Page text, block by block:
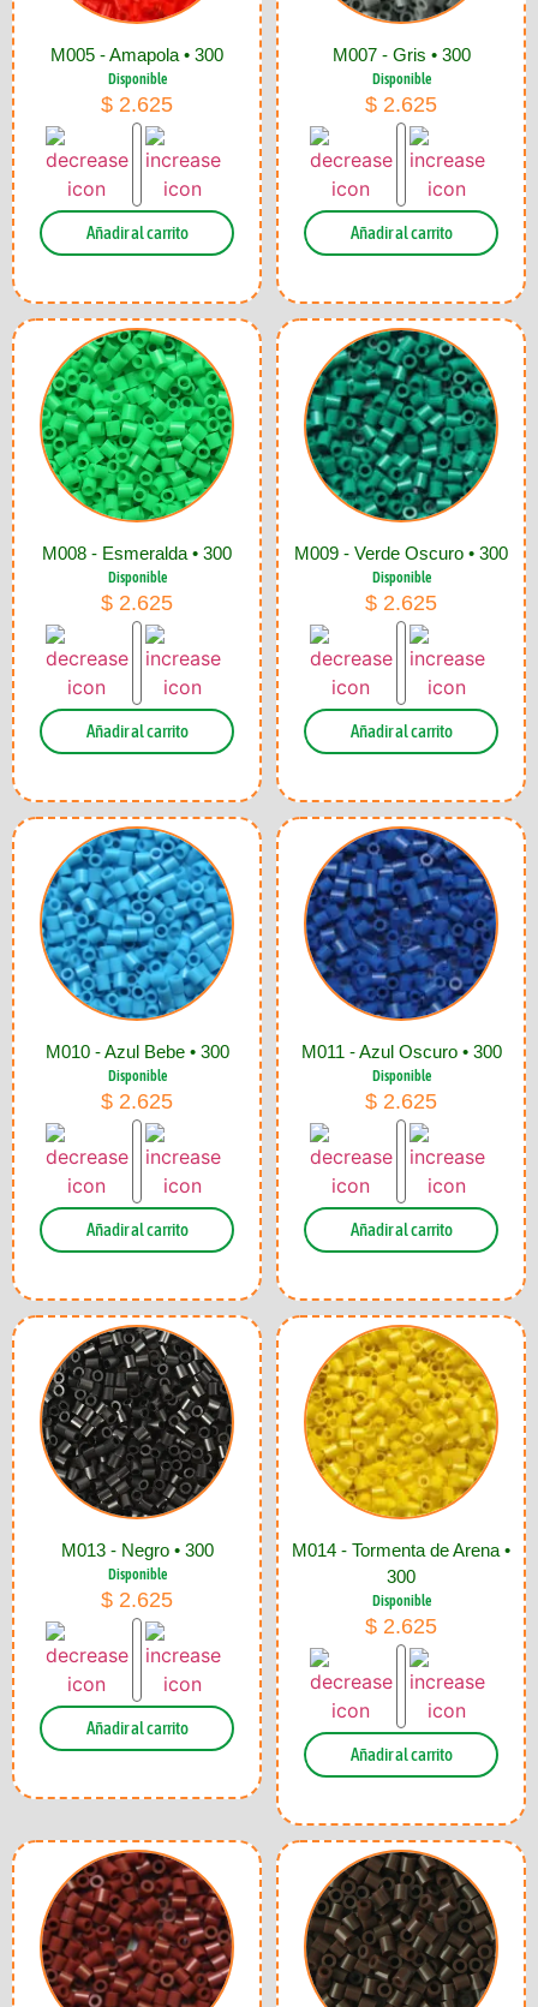
M005 - Amapola • 300
Disponible
$ 2.625
Añadir al carrito
M007 - Gris • 300
Disponible
$ 2.625
Añadir al carrito
M008 - Esmeralda • 300
Disponible
$ 2.625
Añadir al carrito
M009 - Verde Oscuro • 300
Disponible
$ 2.625
Añadir al carrito
M010 - Azul Bebe • 300
Disponible
$ 2.625
Añadir al carrito
M011 - Azul Oscuro • 300
Disponible
$ 2.625
Añadir al carrito
M013 - Negro • 300
Disponible
$ 2.625
Añadir al carrito
M014 - Tormenta de Arena •
300
Disponible
$ 2.625
Añadir al carrito